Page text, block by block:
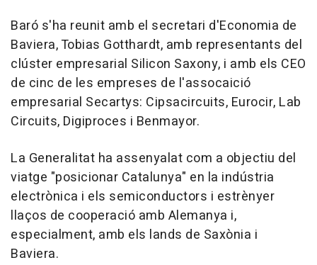
Baró s'ha reunit amb el secretari d'Economia de
Baviera, Tobias Gotthardt, amb representants del
clúster empresarial Silicon Saxony, i amb els CEO
de cinc de les empreses de l'assocaició
empresarial Secartys: Cipsacircuits, Eurocir, Lab
Circuits, Digiproces i Benmayor.
La Generalitat ha assenyalat com a objectiu del
viatge "posicionar Catalunya" en la indústria
electrònica i els semiconductors i estrènyer
llaços de cooperació amb Alemanya i,
especialment, amb els lands de Saxònia i
Baviera.